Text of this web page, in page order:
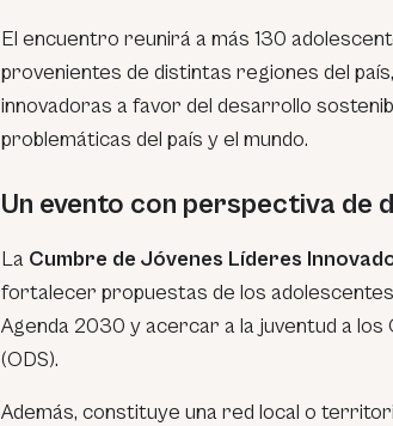
El encuentro reunirá a más 130
provenientes de distintas regiones del
innovadoras a favor del desarrollo
problemáticas del país y el mundo.
Un evento con perspectiva de
La Cumbre de Jóvenes Líderes
fortalecer propuestas de los
Agenda 2030 y acercar a la juventud a
(ODS).
Además, constituye una red local o